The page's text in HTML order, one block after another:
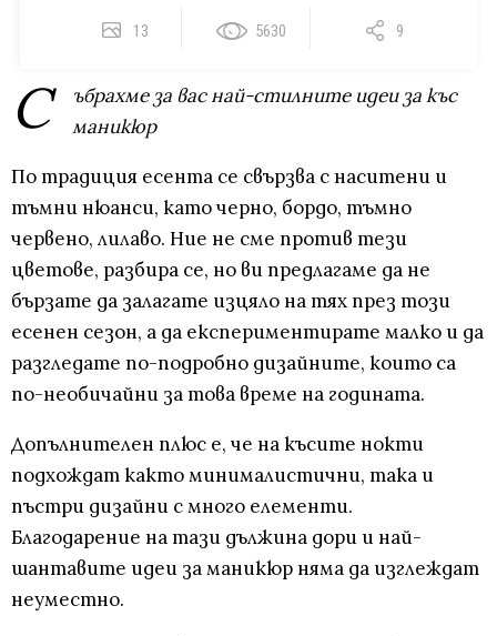
13 5630 9
С
ъбрахме за вас най-стилните идеи за къс
маникюр
По традиция есента се свързва с наситени и
тъмни нюанси, като черно, бордо, тъмно
червено, лилаво. Ние не сме против тези
цветове, разбира се, но ви предлагаме да не
бързате да залагате изцяло на тях през този
есенен сезон, а да експериментирате малко и да
разгледате по-подробно дизайните, които са
по-необичайни за това време на годината.
Допълнителен плюс е, че на късите нокти
подхождат както минималистични, така и
пъстри дизайни с много елементи.
Благодарение на тази дължина дори и най-
шантавите идеи за маникюр няма да изглеждат
неуместно.